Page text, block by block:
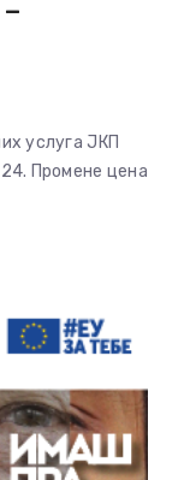
услуга ЈКП
Промене цена